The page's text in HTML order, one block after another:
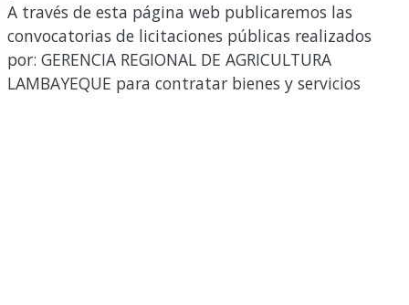
A través de esta página web publicaremos las
convocatorias de licitaciones públicas realizados
por: GERENCIA REGIONAL DE AGRICULTURA
LAMBAYEQUE para contratar bienes y servicios